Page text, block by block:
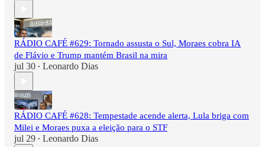
RÁDIO CAFÉ #629: Tornado assusta o Sul, Moraes cobra IA
de Flávio e Trump mantém Brasil na mira
jul 30 • Leonardo Dias
RÁDIO CAFÉ #628: Tempestade acende alerta, Lula briga com
Milei e Moraes puxa a eleição para o STF
jul 29 • Leonardo Dias